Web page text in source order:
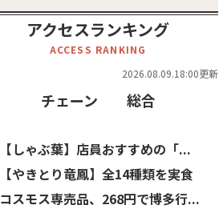
アクセスランキング
ACCESS RANKING
2026.08.09.18:00更新
チェーン 総合
【しゃぶ葉】店員おすすめの「...
【やきとり竜鳳】全14種類を実食
コスモス専売品、268円で博多行...